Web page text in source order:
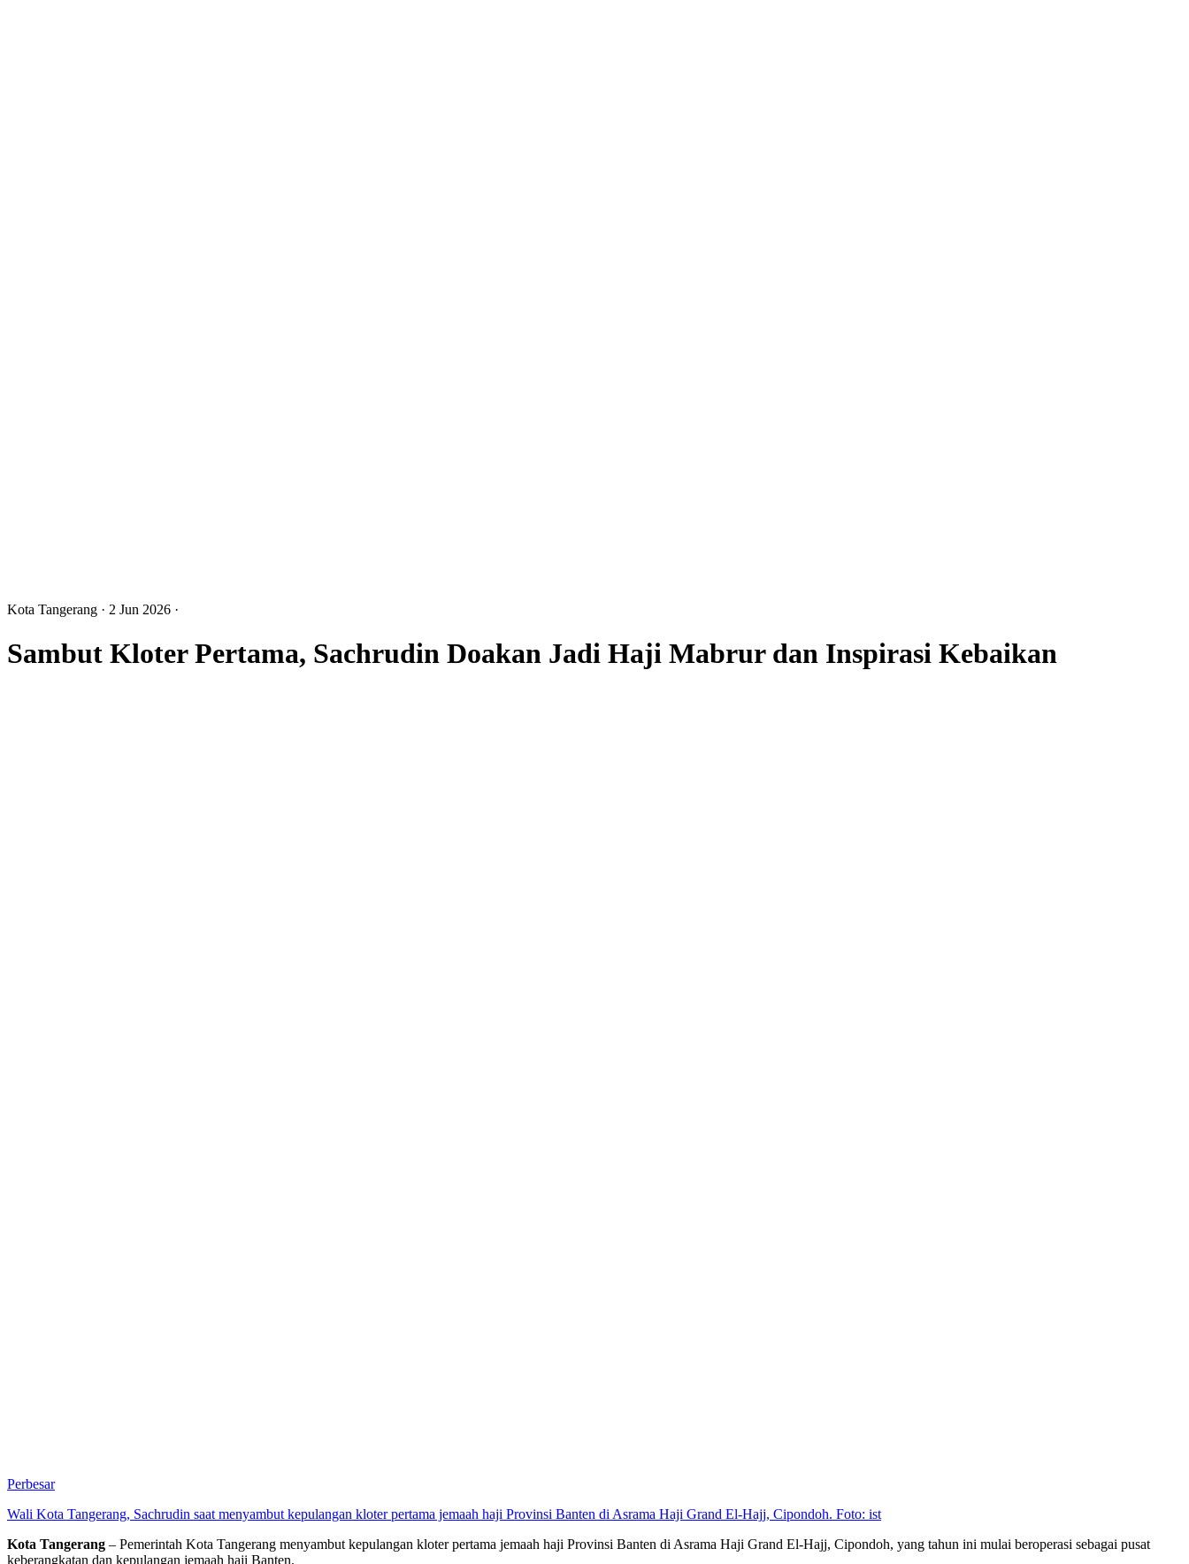
Kota Tangerang · 2 Jun 2026 ·
Sambut Kloter Pertama, Sachrudin Doakan Jadi Haji Mabrur dan Inspirasi Kebaikan
Perbesar
Wali Kota Tangerang, Sachrudin saat menyambut kepulangan kloter pertama jemaah haji Provinsi Banten di Asrama Haji Grand El-Hajj, Cipondoh. Foto: ist
Kota Tangerang – Pemerintah Kota Tangerang menyambut kepulangan kloter pertama jemaah haji Provinsi Banten di Asrama Haji Grand El-Hajj, Cipondoh, yang tahun ini mulai beroperasi sebagai pusat
keberangkatan dan kepulangan jemaah haji Banten.